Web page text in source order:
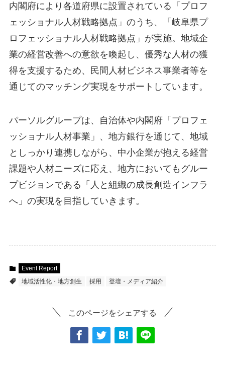
内閣府により各道府県に設置されている「プロフ
ェッショナル人材戦略拠点」のうち、「岐阜県プ
ロフェッショナル人材戦略拠点」が実施。地域企
業の経営改善への意欲を喚起し、優秀な人材の獲
得を支援するため、民間人材ビジネス事業者等を
通じてのマッチング実現をサポートしています。
パーソルグループは、自治体や内閣府「プロフェ
ッショナル人材事業」、地方銀行を通じて、地域
としっかり連携しながら、中小企業が抱える経営
課題や人材ニーズに応え、地方においてもグルー
プビジョンである「人と組織の成長創造インフラ
へ」の実現を目指していきます。
Event Report
地域活性化・地方創生
採用 登壇・メディア紹介
このページをシェアする